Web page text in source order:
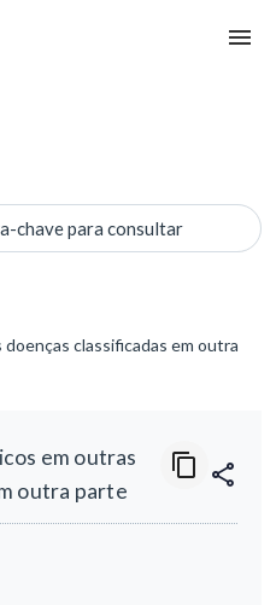
chave para consultar
classificadas em outra
em outras
outra parte